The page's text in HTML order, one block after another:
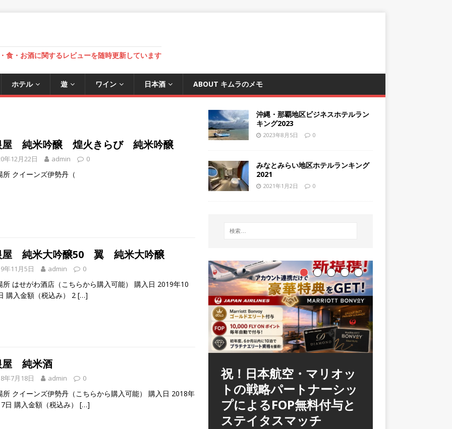
食・お酒に関するレビューを随時更新しています
ホテル 遊 ワイン 日本酒 ABOUT キムラのメモ
屋 純米吟醸 煌火きらび 純米吟醸
年12月22日 admin 0
所 クイーンズ伊勢丹（
屋 純米大吟醸50 翼 純米大吟醸
年11月5日 admin 0
所 はせがわ酒店（こちらから購入可能） 購入日 2019年10
購入金額（税込み） 2 […]
屋 純米酒
年7月18日 admin 0
所 クイーンズ伊勢丹（こちらから購入可能） 購入日 2018年
日 購入金額（税込み） […]
沖縄・那覇地区ビジネスホテルラン
キング2023
2023年8月5日 0
みなとみらい地区ホテルランキング
2021
2021年1月2日 0
祝！日本航空・マリオッ
トの戦略パートナーシッ
プによるFOP無料付与と
ステイタスマッチ